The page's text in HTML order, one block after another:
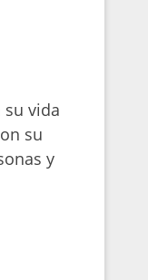
su vida
su
y